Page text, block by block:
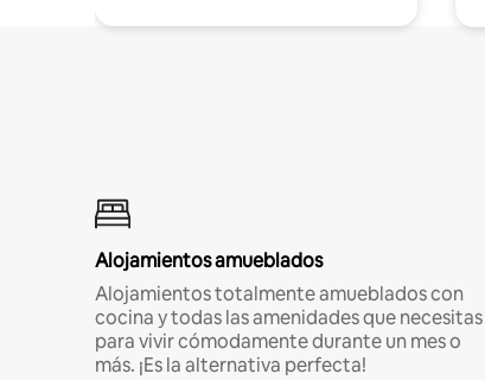
Alojamientos amueblados
Alojamientos totalmente amueblados con
cocina y todas las amenidades que necesitas
para vivir cómodamente durante un mes o
más. ¡Es la alternativa perfecta!